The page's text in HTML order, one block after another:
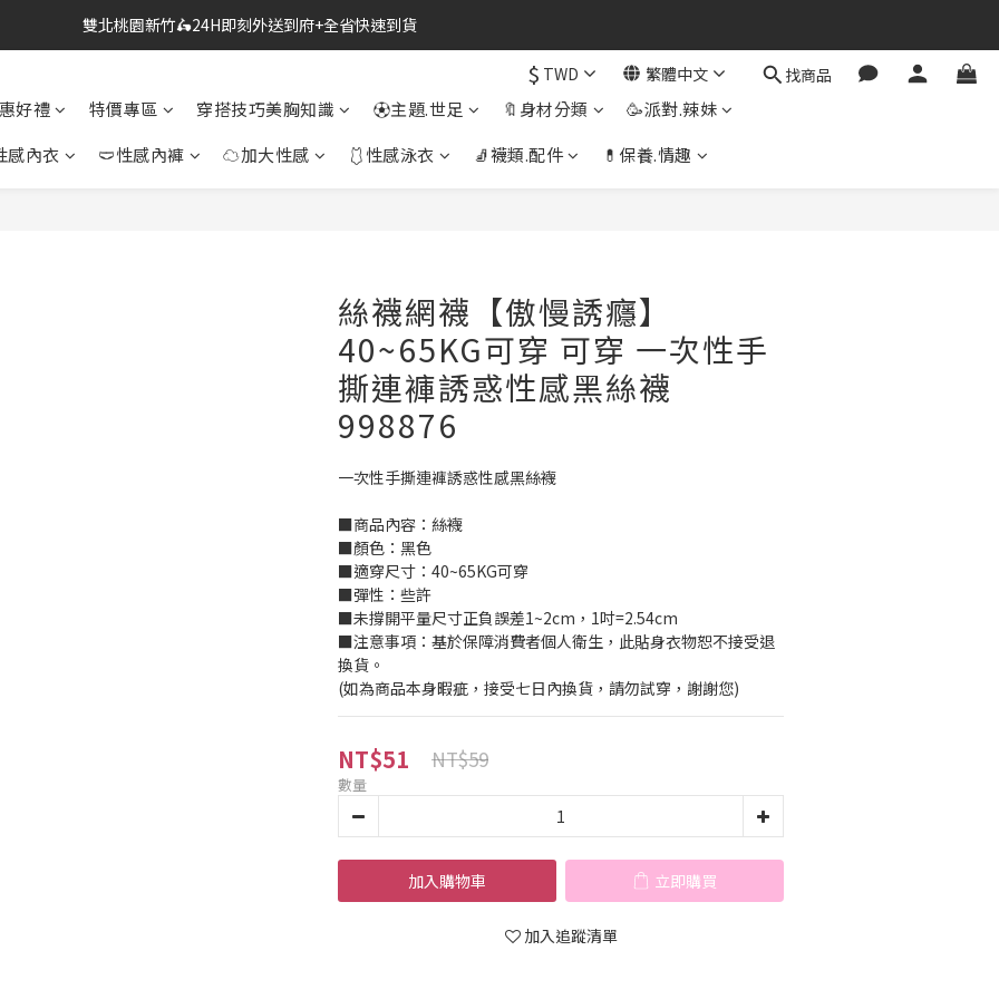
🔗點我跳轉進入👉台灣No2情趣用品商城
雙北桃園新竹🛵24H即刻外送到府+全省快速到貨
$ TWD 繁體中文 找商品
好禮 特價專區 穿搭技巧美胸知識 ⚽主題.世足 🔖身材分類
🥳派對.辣妹
感內衣
🩲性感內褲 ☁加大性感 🩱性感泳衣 🧦襪類.配件 💊保養.情趣
絲襪網襪【傲慢誘癮】
40~65KG可穿 可穿 一次性手
撕連褲誘惑性感黑絲襪
998876
一次性手撕連褲誘惑性感黑絲襪
■商品內容：絲襪
■顏色：黑色
■適穿尺寸：40~65KG可穿
■彈性：些許
■未撐開平量尺寸正負誤差1~2cm，1吋=2.54cm
■注意事項：基於保障消費者個人衛生，此貼身衣物恕不接受退
換貨。
(如為商品本身暇疵，接受七日內換貨，請勿試穿，謝謝您)
NT$51 NT$59
數量
加入購物車 立即購買
加入追蹤清單